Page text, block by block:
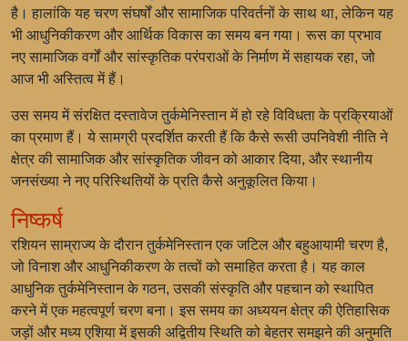
है। हालांकि यह चरण संघर्षों और सामाजिक परिवर्तनों के साथ था, लेकिन यह
भी आधुनिकीकरण और आर्थिक विकास का समय बन गया। रूस का प्रभाव
नए सामाजिक वर्गों और सांस्कृतिक परंपराओं के निर्माण में सहायक रहा, जो
आज भी अस्तित्व में हैं।
उस समय में संरक्षित दस्तावेज तुर्कमेनिस्तान में हो रहे विविधता के प्रक्रियाओं
का प्रमाण हैं। ये सामग्री प्रदर्शित करती हैं कि कैसे रूसी उपनिवेशी नीति ने
क्षेत्र की सामाजिक और सांस्कृतिक जीवन को आकार दिया, और स्थानीय
जनसंख्या ने नए परिस्थितियों के प्रति कैसे अनुकूलित किया।
निष्कर्ष
रशियन साम्राज्य के दौरान तुर्कमेनिस्तान एक जटिल और बहुआयामी चरण है,
जो विनाश और आधुनिकीकरण के तत्वों को समाहित करता है। यह काल
आधुनिक तुर्कमेनिस्तान के गठन, उसकी संस्कृति और पहचान को स्थापित
करने में एक महत्वपूर्ण चरण बना। इस समय का अध्ययन क्षेत्र की ऐतिहासिक
जड़ों और मध्य एशिया में इसकी अद्वितीय स्थिति को बेहतर समझने की अनुमति